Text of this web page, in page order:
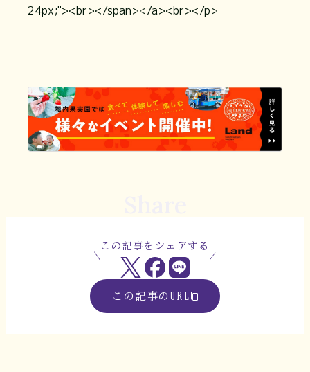
24px;"><br></span></a><br></p>
この記事をシェアする
この記事のURL